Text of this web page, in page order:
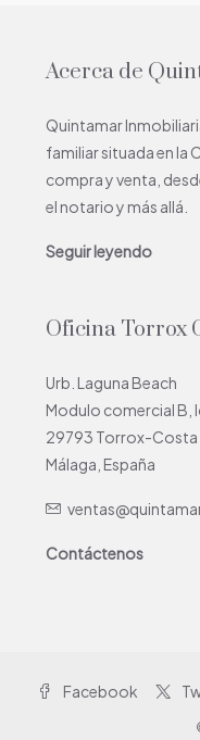
Acerca de
Quintamar
familiar situada en la
compra y venta,
el notario y más allá.
Seguir leyendo
Oficina Torrox
Urb. Laguna Beach
Modulo comercial B,
29793 Torrox-Costa
Málaga, España
Contáctenos
Facebook